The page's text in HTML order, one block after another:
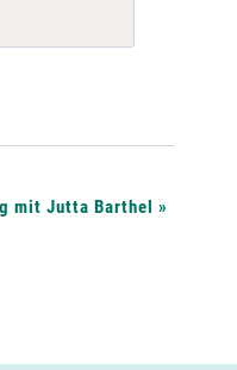
mit Jutta Barthel»